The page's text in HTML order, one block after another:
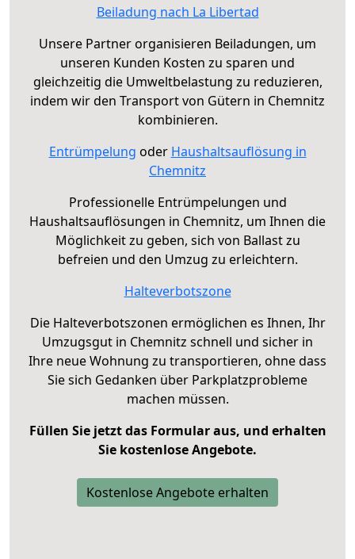
Beiladung nach La Libertad
Unsere Partner organisieren Beiladungen, um
unseren Kunden Kosten zu sparen und
gleichzeitig die Umweltbelastung zu reduzieren,
indem wir den Transport von Gütern in Chemnitz
kombinieren.
Entrümpelung oder Haushaltsauflösung in
Chemnitz
Professionelle Entrümpelungen und
Haushaltsauflösungen in Chemnitz, um Ihnen die
Möglichkeit zu geben, sich von Ballast zu
befreien und den Umzug zu erleichtern.
Halteverbotszone
Die Halteverbotszonen ermöglichen es Ihnen, Ihr
Umzugsgut in Chemnitz schnell und sicher in
Ihre neue Wohnung zu transportieren, ohne dass
Sie sich Gedanken über Parkplatzprobleme
machen müssen.
Füllen Sie jetzt das Formular aus, und erhalten
Sie kostenlose Angebote.
Kostenlose Angebote erhalten